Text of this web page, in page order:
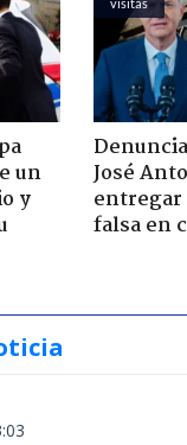
un
y
José
falsa en